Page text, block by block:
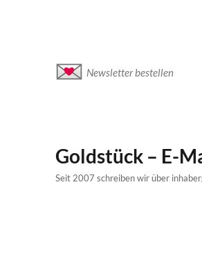
Newsletter bestellen
Goldstück – E-
Seit 2007 schreiben wir über